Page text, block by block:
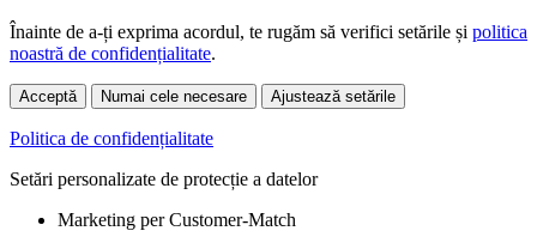
Înainte de a-ți exprima acordul, te rugăm să verifici setările și politica
noastră de confidențialitate.
Acceptă Numai cele necesare Ajustează setările
Politica de confidențialitate
Setări personalizate de protecție a datelor
Marketing per Customer-Match